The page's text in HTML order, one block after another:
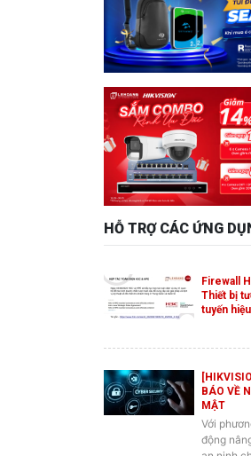
HỖ TRỢ CÁC ỨNG
Firewall
tuyến
MẬT
Với
động
an ninh
camera